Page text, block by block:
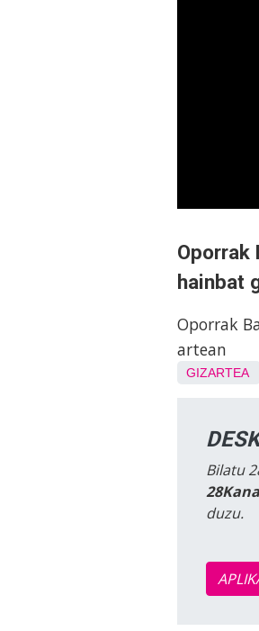
Oporrak
hainbat
Oporrak
artean
GIZARTEA
Bilatu
duzu.